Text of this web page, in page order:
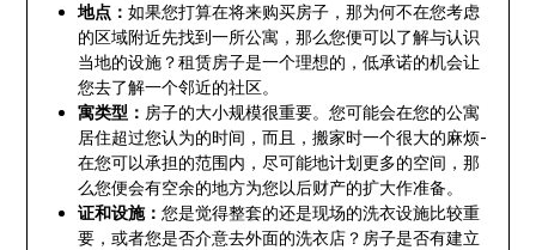
地点： 如果您打算在将来购买房子，那为何不在您考虑
的区域附近先找到一所公寓，那么您便可以了解与认识
当地的设施？租赁房子是一个理想的，低承诺的机会让
您去了解一个邻近的社区。
寓类型 ： 房子的大小规模很重要。您可能会在您的公寓
居住超过您认为的时间，而且，搬家时一个很大的麻烦-
在您可以承担的范围内，尽可能地计划更多的空间，那
么您便会有空余的地方为您以后财产的扩大作准备。
证和设施： 您是觉得整套的还是现场的洗衣设施比较重
要，或者您是否介意去外面的洗衣店？房子是否有建立